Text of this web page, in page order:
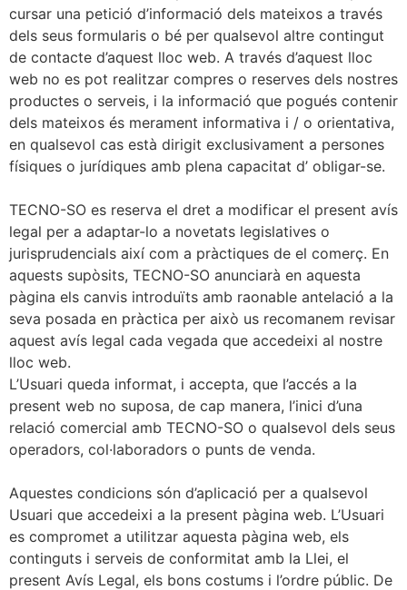
cursar una petició d’informació dels mateixos a través
dels seus formularis o bé per qualsevol altre contingut
de contacte d’aquest lloc web. A través d’aquest lloc
web no es pot realitzar compres o reserves dels nostres
productes o serveis, i la informació que pogués contenir
dels mateixos és merament informativa i / o orientativa,
en qualsevol cas està dirigit exclusivament a persones
físiques o jurídiques amb plena capacitat d’ obligar-se.
TECNO-SO es reserva el dret a modificar el present avís
legal per a adaptar-lo a novetats legislatives o
jurisprudencials així com a pràctiques de el comerç. En
aquests supòsits, TECNO-SO anunciarà en aquesta
pàgina els canvis introduïts amb raonable antelació a la
seva posada en pràctica per això us recomanem revisar
aquest avís legal cada vegada que accedeixi al nostre
lloc web.
L’Usuari queda informat, i accepta, que l’accés a la
present web no suposa, de cap manera, l’inici d’una
relació comercial amb TECNO-SO o qualsevol dels seus
operadors, col·laboradors o punts de venda.
Aquestes condicions són d’aplicació per a qualsevol
Usuari que accedeixi a la present pàgina web. L’Usuari
es compromet a utilitzar aquesta pàgina web, els
continguts i serveis de conformitat amb la Llei, el
present Avís Legal, els bons costums i l’ordre públic. De